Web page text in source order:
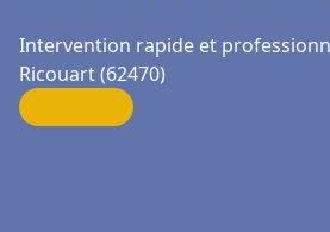
Intervention rapide et
Ricouart (62470)